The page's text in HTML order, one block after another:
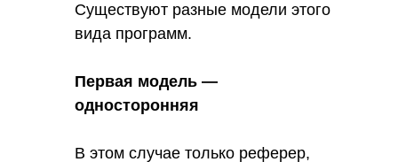
Существуют разные модели этого
вида программ.
Первая модель —
односторонняя
В этом случае только реферер,